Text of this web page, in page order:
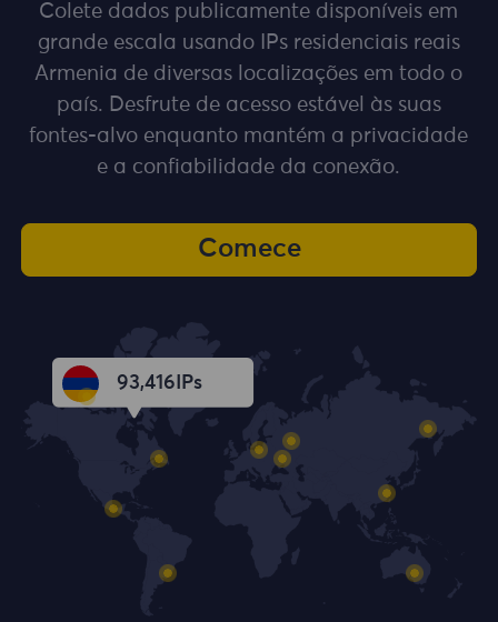
Colete dados publicamente disponíveis em
grande escala usando IPs residenciais reais
Armenia de diversas localizações em todo o
país. Desfrute de acesso estável às suas
fontes-alvo enquanto mantém a privacidade
e a confiabilidade da conexão.
Comece
93,418IPs